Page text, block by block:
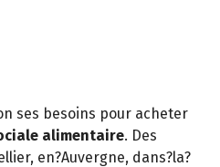
ses besoins pour acheter
alimentaire. Des
en?Auvergne, dans?la?